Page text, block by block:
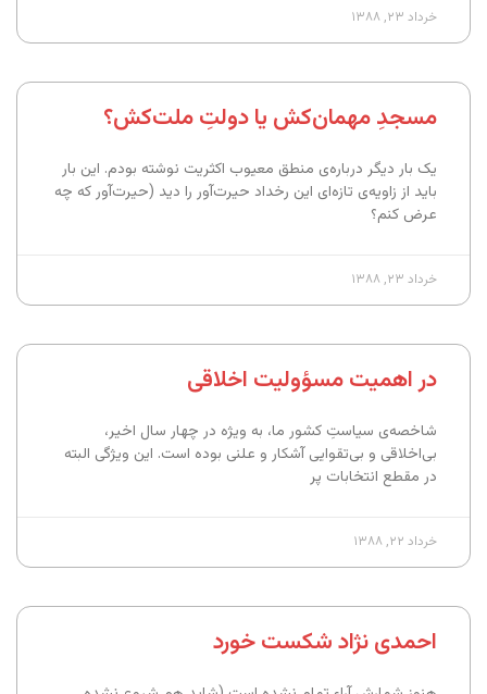
خرداد ۲۳, ۱۳۸۸
مسجدِ مهمان‌کش یا دولتِ ملت‌کش؟
یک بار دیگر درباره‌ی منطق معیوب اکثریت نوشته بودم. این بار
باید از زاویه‌ی تازه‌ای این رخداد حیرت‌آور را دید (حیرت‌آور که چه
عرض کنم؟
خرداد ۲۳, ۱۳۸۸
در اهمیت مسؤولیت اخلاقی
شاخصه‌ی سیاستِ کشور ما، به ویژه در چهار سال اخیر،
بی‌اخلاقی و بی‌تقوایی آشکار و علنی بوده است. این ویژگی البته
در مقطع انتخابات پر
خرداد ۲۲, ۱۳۸۸
احمدی نژاد شکست خورد